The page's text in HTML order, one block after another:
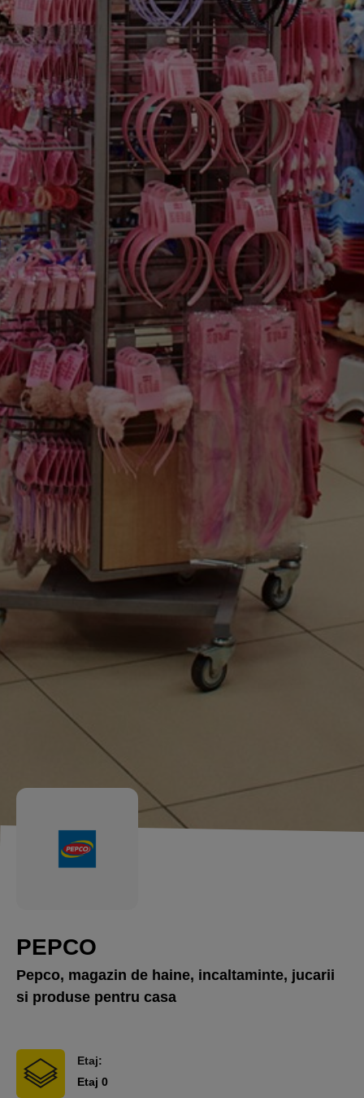
PEPCO
Pepco, magazin de haine, incaltaminte, jucarii
si produse pentru casa
Etaj:
Etaj 0